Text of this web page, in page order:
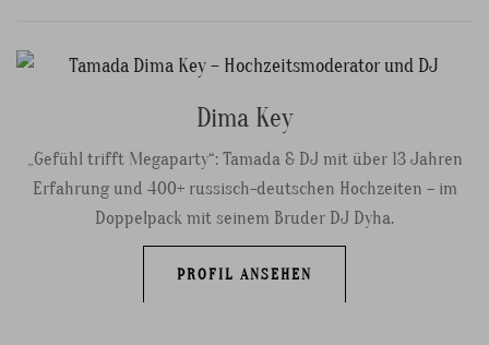
Dima Key
„Gefühl trifft Megaparty“: Tamada & DJ mit über 13 Jahren
Erfahrung und 400+ russisch-deutschen Hochzeiten – im
Doppelpack mit seinem Bruder DJ Dyha.
PROFIL ANSEHEN